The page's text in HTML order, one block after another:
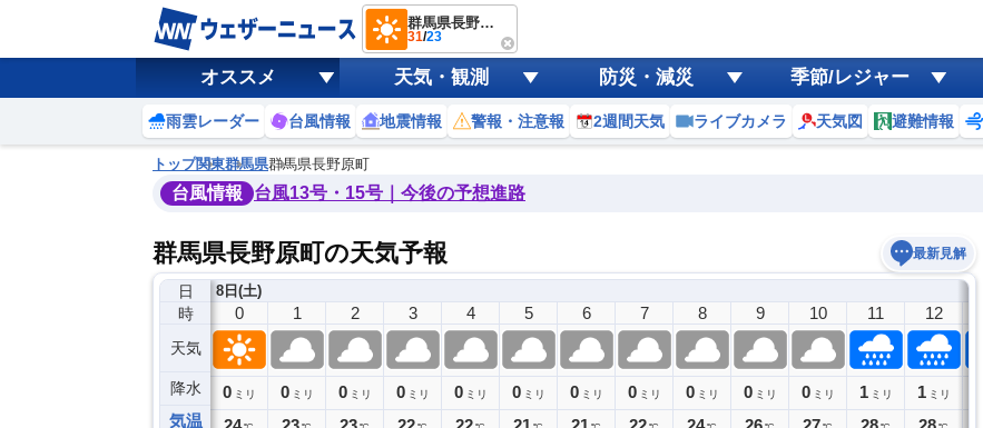
群馬県長野原町
31/23
オススメ 天気・観測 防災・減災 季節/レジャー
雨雲レーダー 台風情報 地震情報 警報・注意報 2週間天気 ライブカメラ 天気図 避難情報
トップ関東群馬県群馬県長野原町
台風情報 台風13号・15号｜今後の予想進路
群馬県長野原町の天気予報 最新見解
日
時
天気
降水
気温
7日(金)
23
0ミリ
8日(土)
0
0 ミリ
1
0 ミリ
2
0 ミリ
3
0 ミリ
4
0 ミリ
5
0 ミリ
6
0 ミリ
7
0 ミリ
8
0 ミリ
9
0 ミリ
10
0 ミリ
11
1 ミリ
12
1 ミリ